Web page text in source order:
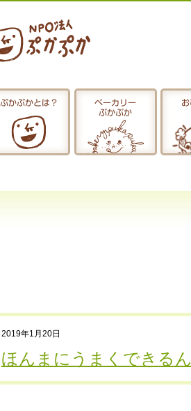
ぷかぷかとは？
ぷかぷかとは？
ベーカリー
ぷかぷか
2019年1月20日
ほんまにうまくできる